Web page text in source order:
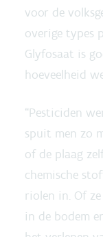
voor de
overige types
Glyfosaat is
hoeveelheid
“Pesticiden
spuit men zo
of de plaag
chemische
riolen in. Of
in de bodem